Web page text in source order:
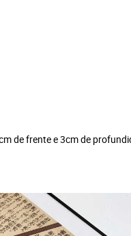
de frente e 3cm de